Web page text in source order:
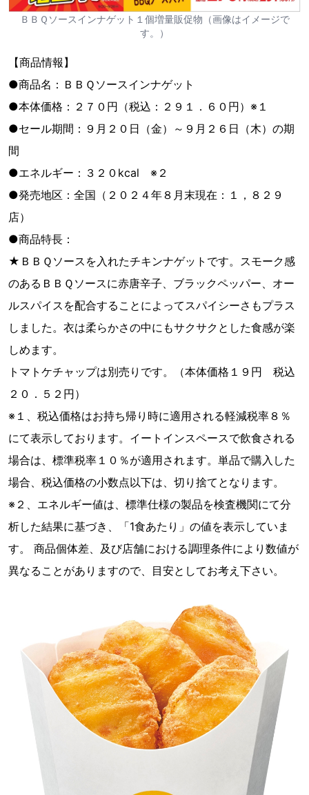
ＢＢＱソースインナゲット１個増量販促物（画像はイメージで
す。）
【商品情報】
●商品名：ＢＢＱソースインナゲット
●本体価格：２７０円（税込：２９１．６０円）※１
●セール期間：９月２０日（金）～９月２６日（木）の期
間
●エネルギー：３２０kcal ※２
●発売地区：全国（２０２４年８月末現在：１，８２９
店）
●商品特長：
★ＢＢＱソースを入れたチキンナゲットです。スモーク感
のあるＢＢＱソースに赤唐辛子、ブラックペッパー、オー
ルスパイスを配合することによってスパイシーさもプラス
しました。衣は柔らかさの中にもサクサクとした食感が楽
しめます。
トマトケチャップは別売りです。（本体価格１９円 税込
２０．５２円）
※１、税込価格はお持ち帰り時に適用される軽減税率８％
にて表示しております。イートインスペースで飲食される
場合は、標準税率１０％が適用されます。単品で購入した
場合、税込価格の小数点以下は、切り捨てとなります。
※２、エネルギー値は、標準仕様の製品を検査機関にて分
析した結果に基づき、「1食あたり」の値を表示していま
す。 商品個体差、及び店舗における調理条件により数値が
異なることがありますので、目安としてお考え下さい。